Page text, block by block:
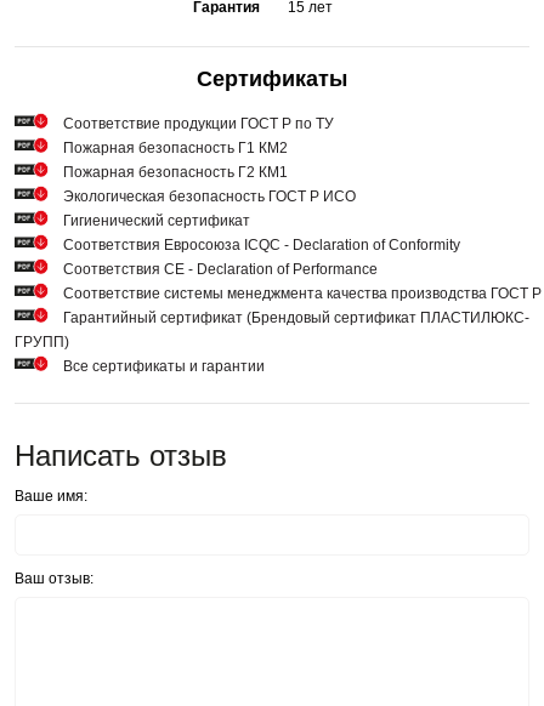
Гарантия
15 лет
Сертификаты
Cоответствие продукции ГОСТ Р по ТУ
Пожарная безопасность Г1 КМ2
Пожарная безопасность Г2 КМ1
Экологическая безопасность ГОСТ Р ИСО
Гигиенический сертификат
Соответствия Евросоюза ICQC - Declaration of Conformity
Соответствия СЕ - Declaration of Performance
Соответствие системы менеджмента качества производства ГОСТ
Гарантийный сертификат (Брендовый сертификат ПЛАСТИЛЮКС-
ГРУПП)
Все сертификаты и гарантии
Написать отзыв
Ваше имя:
Ваш отзыв: